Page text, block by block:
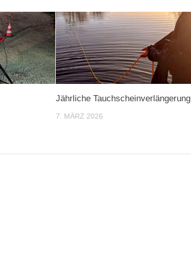
Jährliche Tauchscheinverlängerung
7. MÄRZ 2026